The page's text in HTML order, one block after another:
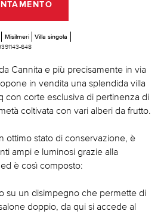
Misilmeri
Villa singola
648
Cannita e più precisamente in via
in vendita una splendida villa
con corte esclusiva di pertinenza di
coltivata con vari alberi da frutto.
ottimo stato di conservazione, è
ampi e luminosi grazie alla
è così composto:
su un disimpegno che permette di
doppio, da qui si accede al